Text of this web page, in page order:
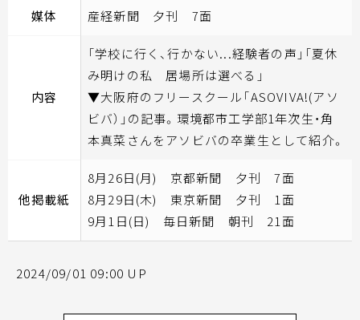
媒体 産経新聞 夕刊 7面
内容
「学校に行く、行かない...経験者の声」「夏休
み明けの私 居場所は選べる」
▼大阪府のフリースクール「ASOVIVA!(アソ
ビバ）」の記事。環境都市工学部1年次生・角
本真菜さんをアソビバの卒業生として紹介。
他掲載紙
8月26日(月) 京都新聞 夕刊 7面
8月29日(木) 東京新聞 夕刊 1面
9月1日(日) 毎日新聞 朝刊 21面
2024/09/01 09:00 UP